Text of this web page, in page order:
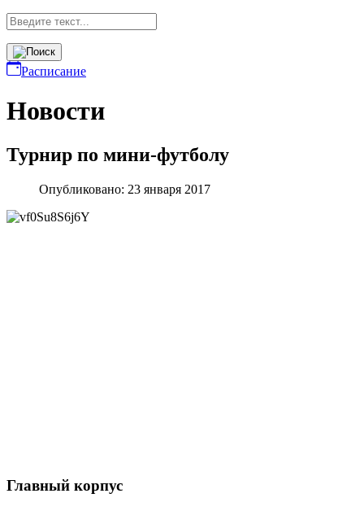
Расписание
Новости
Турнир по мини-футболу
Опубликовано: 23 января 2017
Главный корпус